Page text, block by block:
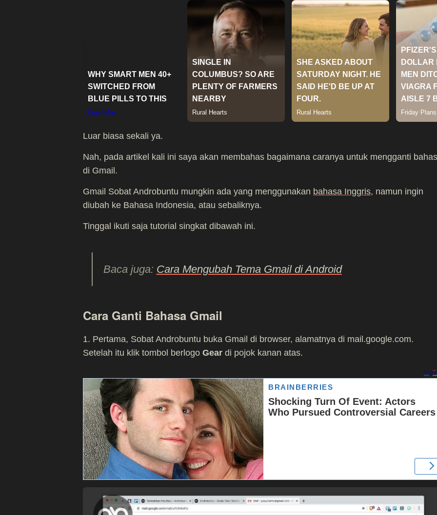
Luar biasa sekali ya.
Nah, pada artikel kali ini saya akan membahas bagaimana caranya untuk mengganti
di Gmail.
Gmail Sobat Androbuntu mungkin ada yang menggunakan bahasa Inggris, namun ingin
diubah ke Bahasa Indonesia, atau sebaliknya.
Tinggal ikuti saja tutorial singkat dibawah ini.
Baca juga: Cara Mengubah Tema Gmail di Android
Cara Ganti Bahasa Gmail
1. Pertama, Sobat Androbuntu buka Gmail di browser, alamatnya di mail.google.com.
Setelah itu klik tombol berlogo Gear di pojok kanan atas.